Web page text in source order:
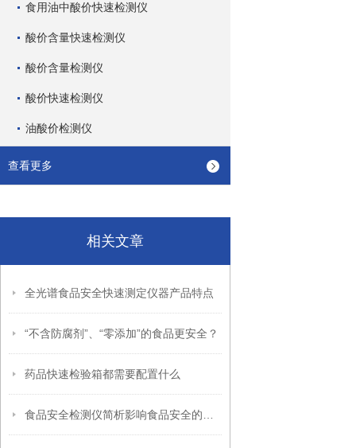
食用油中酸价快速检测仪
酸价含量快速检测仪
酸价含量检测仪
酸价快速检测仪
油酸价检测仪
查看更多
相关文章
全光谱食品安全快速测定仪器产品特点
“不含防腐剂”、“零添加”的食品更安全？​
药品快速检验箱都需要配置什么